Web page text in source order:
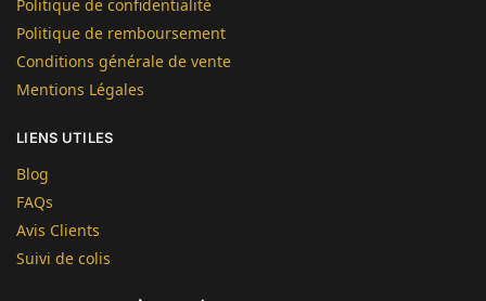
Politique de confidentialité
Politique de remboursement
Conditions générale de vente
Mentions Légales
LIENS UTILES
Blog
FAQs
Avis Clients
Suivi de colis